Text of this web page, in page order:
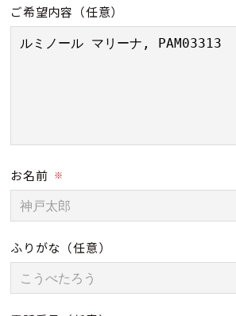
ご希望内容 （任意）
お名前 ※
ふりがな （任意）